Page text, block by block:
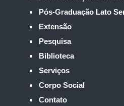
Pós-Graduação Lato
Extensão
Pesquisa
Biblioteca
Serviços
Corpo Social
Contato